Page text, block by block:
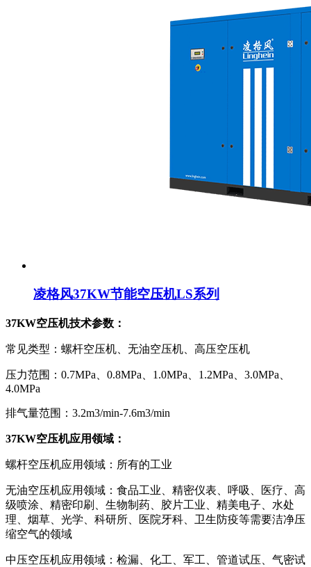
凌格风37KW节能空压机LS系列
37KW空压机技术参数：
常见类型：螺杆空压机、无油空压机、高压空压机
压力范围：0.7MPa、0.8MPa、1.0MPa、1.2MPa、3.0MPa、
4.0MPa
排气量范围：3.2m3/min-7.6m3/min
37KW空压机应用领域：
螺杆空压机应用领域：所有的工业
无油空压机应用领域：食品工业、精密仪表、呼吸、医疗、高
级喷涂、精密印刷、生物制药、胶片工业、精美电子、水处
理、烟草、光学、科研所、医院牙科、卫生防疫等需要洁净压
缩空气的领域
中压空压机应用领域：检漏、化工、军工、管道试压、气密试